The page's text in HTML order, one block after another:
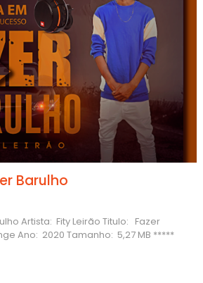
Barulho
Artista: Fity Leirão Titulo: Fazer
Ano: 2020 Tamanho: 5,27 MB *****